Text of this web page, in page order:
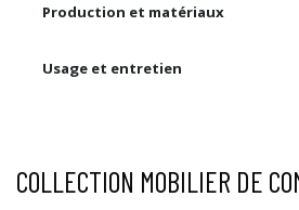
Production et matériaux
Usage et entretien
COLLECTION MOBILIER DE